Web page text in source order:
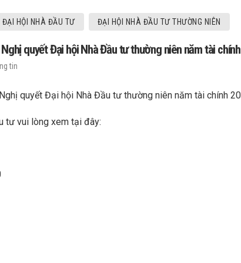
ĐẠI HỘI NHÀ ĐẦU TƯ ĐẠI HỘI NHÀ ĐẦU TƯ THƯỜNG NIÊN
Nghị quyết Đại hội Nhà Đầu tư thường niên năm tài
tin
quyết Đại hội Nhà Đầu tư thường niên năm tài chính
tư vui lòng xem tại đây: